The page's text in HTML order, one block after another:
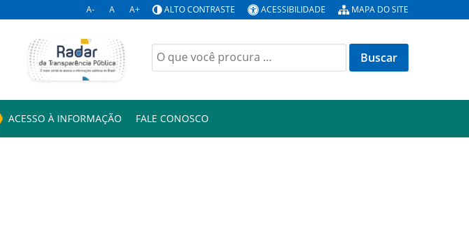
A- A A+ ALTO CONTRASTE ACESSIBILIDADE MAPA DO SITE
Buscar
por:
ACESSO À INFORMAÇÃO FALE CONOSCO